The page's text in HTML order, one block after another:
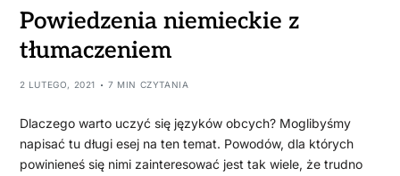
Powiedzenia niemieckie z
tłumaczeniem
2 LUTEGO, 2021 7 MIN CZYTANIA
Dlaczego warto uczyć się języków obcych? Moglibyśmy
napisać tu długi esej na ten temat. Powodów, dla których
powinieneś się nimi zainteresować jest tak wiele, że trudno